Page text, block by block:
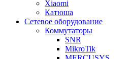
Xiaomi
Катюша
Сетевое оборудование
Коммутаторы
SNR
MikroTik